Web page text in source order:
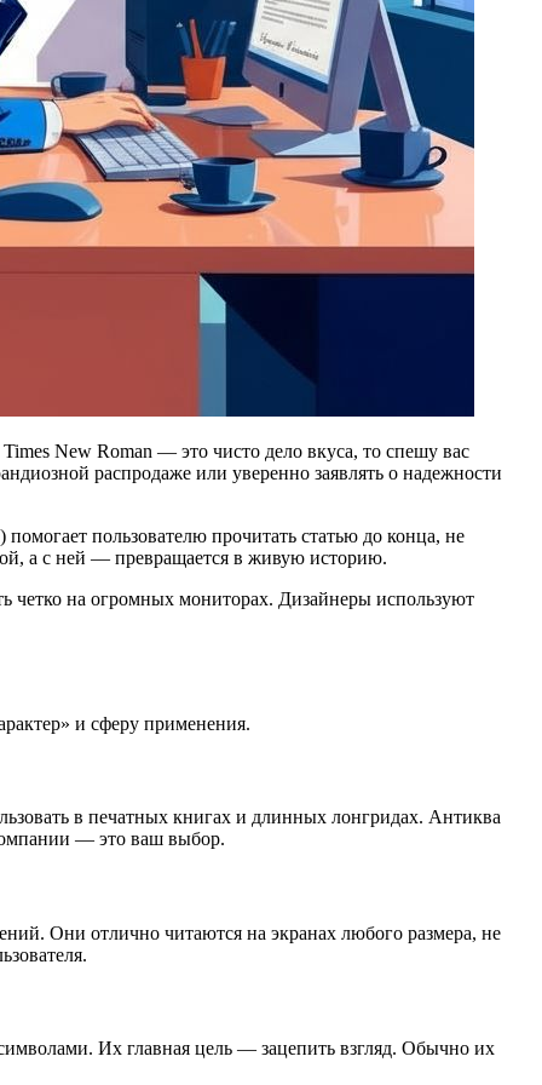
New Roman — это чисто дело вкуса, то спешу вас
распродаже или уверенно заявлять о надежности
пользователю прочитать статью до конца, не
а с ней — превращается в живую историю.
четко на огромных мониторах. Дизайнеры используют
и сферу применения.
в печатных книгах и длинных лонгридах. Антиква
— это ваш выбор.
Они отлично читаются на экранах любого размера, не
Их главная цель — зацепить взгляд. Обычно их